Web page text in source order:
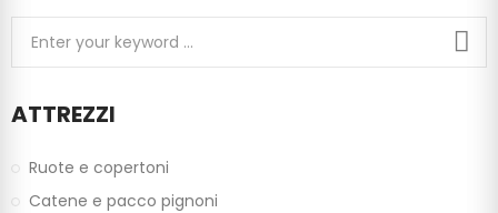
ATTREZZI
Ruote e copertoni
Catene e pacco pignoni